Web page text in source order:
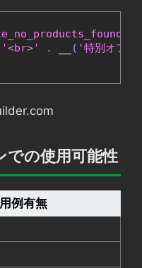
'<br>' . ( '特別オファ
での使用可能性
例有無